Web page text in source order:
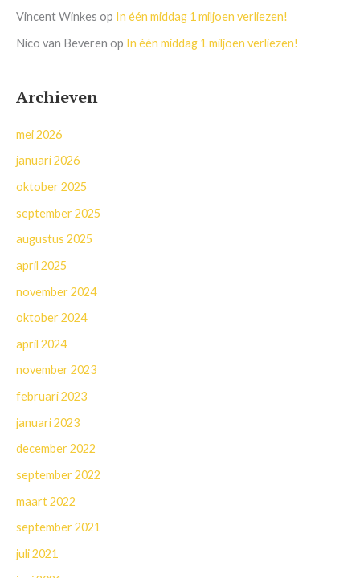
Vincent Winkes op In één middag 1 miljoen verliezen!
Nico van Beveren op In één middag 1 miljoen verliezen!
Archieven
mei 2026
januari 2026
oktober 2025
september 2025
augustus 2025
april 2025
november 2024
oktober 2024
april 2024
november 2023
februari 2023
januari 2023
december 2022
september 2022
maart 2022
september 2021
juli 2021